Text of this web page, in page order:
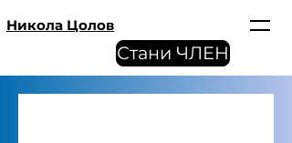
Никола Цолов
Стани ЧЛЕН